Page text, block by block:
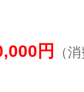
円 （